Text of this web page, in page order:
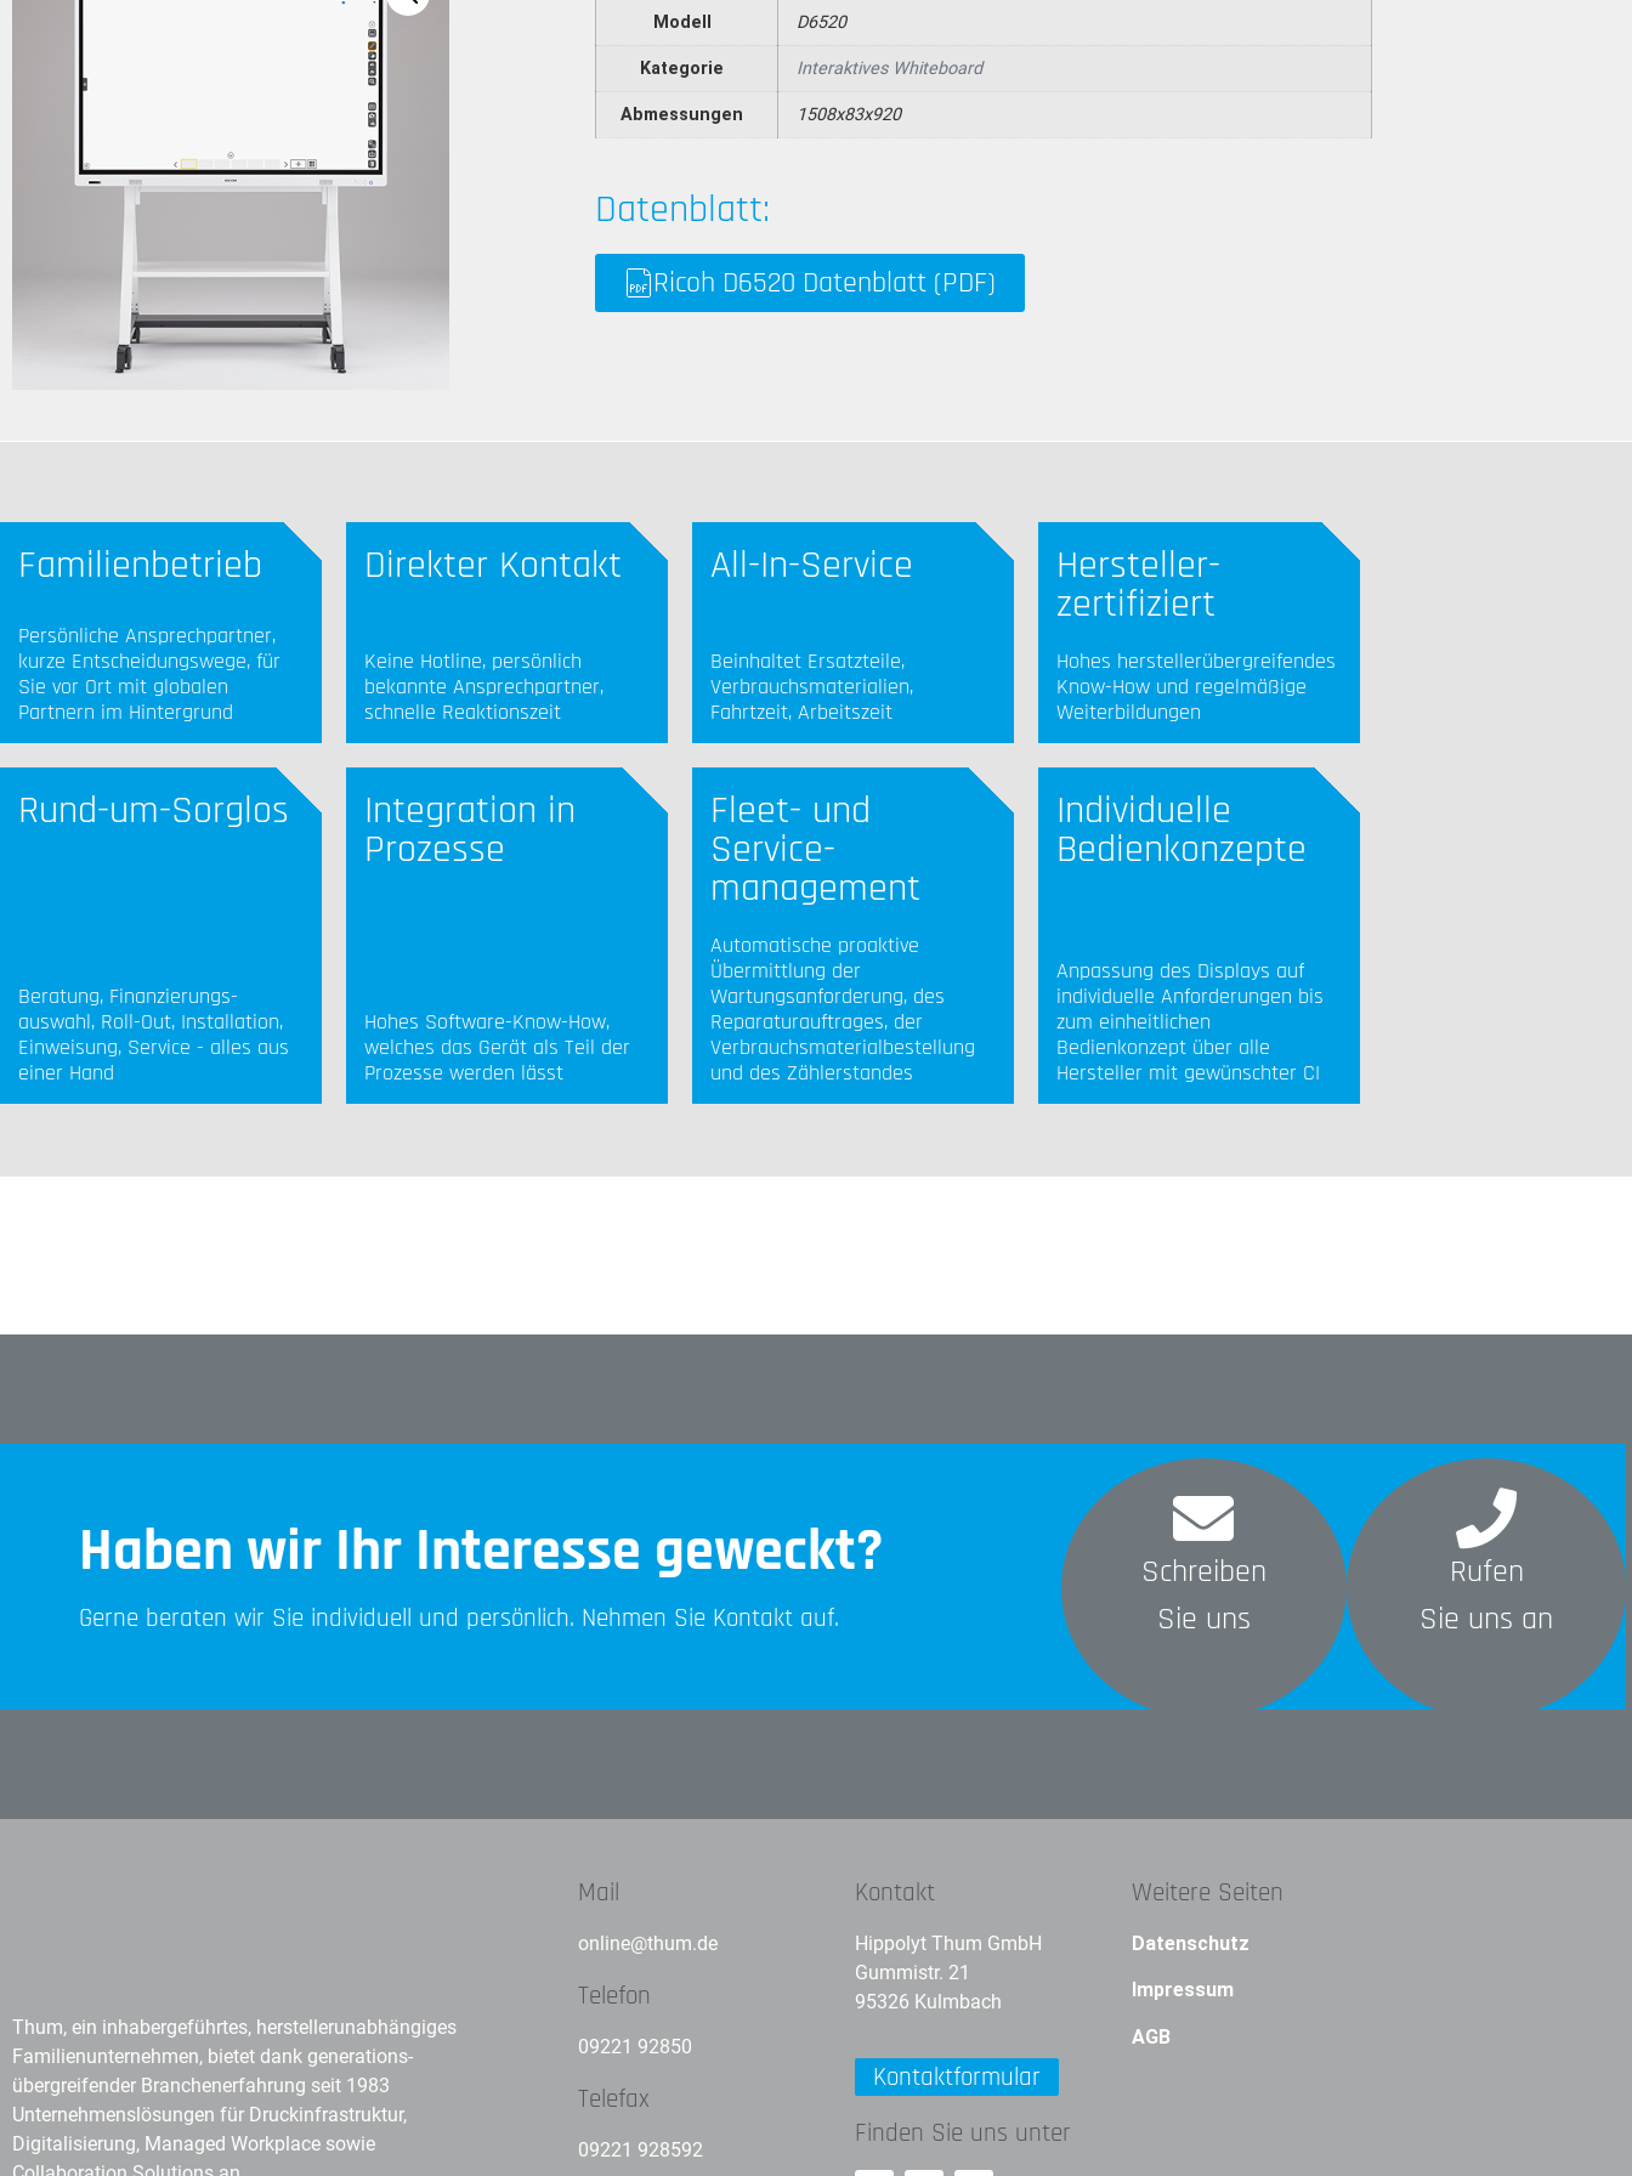
Modell D6520
Kategorie Interaktives Whiteboard
Abmessungen 1508x83x920
Datenblatt:
Ricoh D6520 Datenblatt (PDF)
Familienbetrieb
Persönliche Ansprechpartner,
kurze Entscheidungswege, für
Sie vor Ort mit globalen
Partnern im Hintergrund
Direkter Kontakt
Keine Hotline, persönlich
bekannte Ansprechpartner,
schnelle Reaktionszeit
All-In-Service
Beinhaltet Ersatzteile,
Verbrauchsmaterialien,
Fahrtzeit, Arbeitszeit
Hersteller-
zertifiziert
Hohes herstellerübergreifendes
Know-How und regelmäßige
Weiterbildungen
Rund-um-Sorglos
Beratung, Finanzierungs-
auswahl, Roll-Out, Installation,
Einweisung, Service - alles aus
einer Hand
Integration in
Prozesse
Hohes Software-Know-How,
welches das Gerät als Teil der
Prozesse werden lässt
Fleet- und
Service-
management
Automatische proaktive
Übermittlung der
Wartungsanforderung, des
Reparaturauftrages, der
Verbrauchsmaterialbestellung
und des Zählerstandes
Individuelle
Bedienkonzepte
Anpassung des Displays auf
individuelle Anforderungen bis
zum einheitlichen
Bedienkonzept über alle
Hersteller mit gewünschter CI
Haben wir Ihr Interesse geweckt?
Gerne beraten wir Sie individuell und persönlich. Nehmen Sie Kontakt auf.
Schreiben
Sie uns
Rufen
Sie uns an
Thum, ein inhabergeführtes, herstellerunabhängiges
Familienunternehmen, bietet dank generations-
übergreifender Branchenerfahrung seit 1983
Unternehmenslösungen für Druckinfrastruktur,
Digitalisierung, Managed Workplace sowie
Mail
online@thum.de
Telefon
09221 92850
Telefax
09221 928592
Kontakt
Hippolyt Thum GmbH
Gummistr. 21
95326 Kulmbach
Kontaktformular
Finden Sie uns unter
Weitere Seiten
Datenschutz
Impressum
AGB